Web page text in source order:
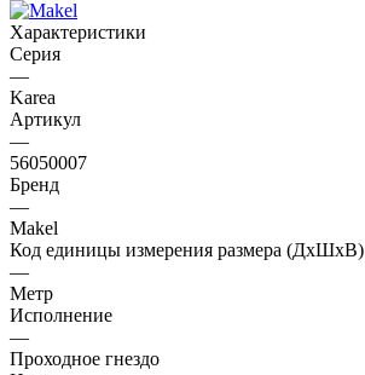
Характеристики
Серия
—
Karea
Артикул
—
56050007
Бренд
—
Makel
Код единицы измерения размера (ДхШхВ)
—
Метр
Исполнение
—
Проходное гнездо